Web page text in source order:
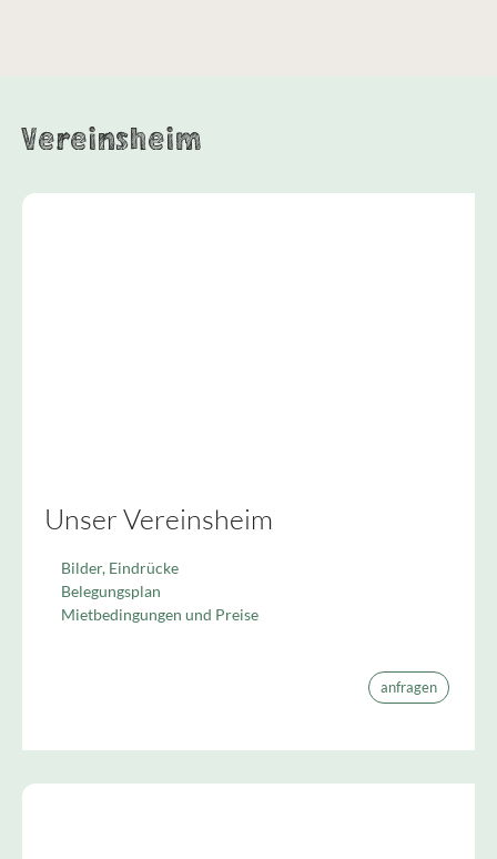
Vereinsheim
Unser Vereinsheim
Bilder, Eindrücke
Belegungsplan
Mietbedingungen und Preise
anfragen